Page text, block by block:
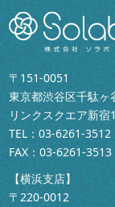
〒151-0051
東京都渋谷区千駄ヶ
リンクスクエア新宿
TEL：03-6261-3512
FAX：03-6261-3513
【横浜支店】
〒220-0012